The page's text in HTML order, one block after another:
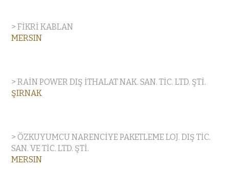
> FİKRİ KABLAN
MERSIN
> RAİN POWER DIŞ İTHALAT NAK. SAN. TİC. LTD. ŞTİ.
ŞIRNAK
> ÖZKUYUMCU NARENCİYE PAKETLEME LOJ. DIŞ TİC.
SAN. VE TİC. LTD. ŞTİ.
MERSIN